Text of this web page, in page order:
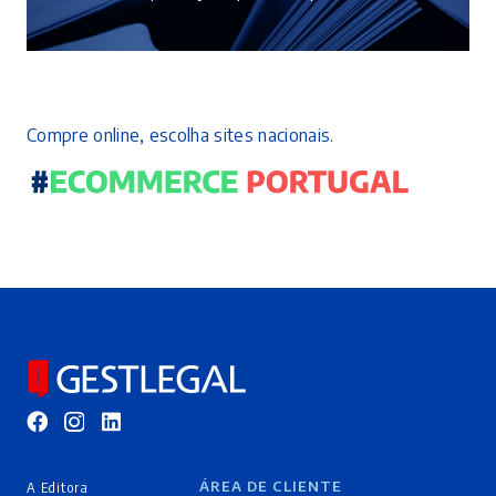
Compre online, escolha sites nacionais.
A Editora ÁREA DE CLIENTE